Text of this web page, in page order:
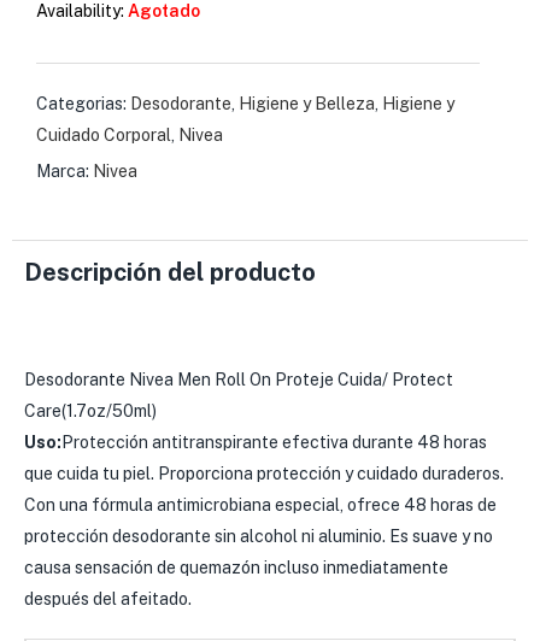
Availability: Agotado
Categorias: Desodorante, Higiene y Belleza, Higiene y
Cuidado Corporal, Nivea
Marca: Nivea
Descripción del producto
Desodorante Nivea Men Roll On Proteje Cuida/ Protect
Care(1.7oz/50ml)
Uso: Protección antitranspirante efectiva durante 48 horas
que cuida tu piel. Proporciona protección y cuidado duraderos.
Con una fórmula antimicrobiana especial, ofrece 48 horas de
protección desodorante sin alcohol ni aluminio. Es suave y no
causa sensación de quemazón incluso inmediatamente
después del afeitado.